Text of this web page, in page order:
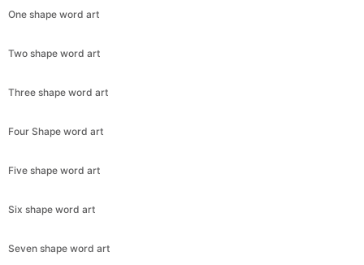
One shape word art
Two shape word art
Three shape word art
Four Shape word art
Five shape word art
Six shape word art
Seven shape word art